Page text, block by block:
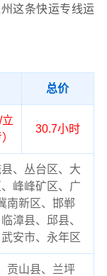
这条快运专线运
总价
30.7小时
、丛台区、大
峰峰矿区、广
南新区、邯郸
漳县、邱县、
安市、永年区
贡山县、兰坪